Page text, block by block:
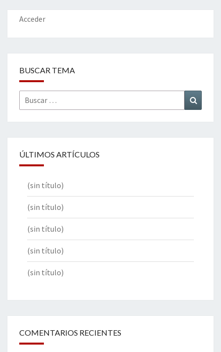
o
k
n
ar
Acceder
BUSCAR TEMA
Buscar
por:
ÚLTIMOS ARTÍCULOS
(sin título)
(sin título)
(sin título)
(sin título)
(sin título)
COMENTARIOS RECIENTES